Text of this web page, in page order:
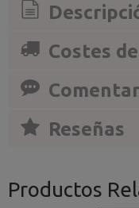
Costes
Reseñas
Productos